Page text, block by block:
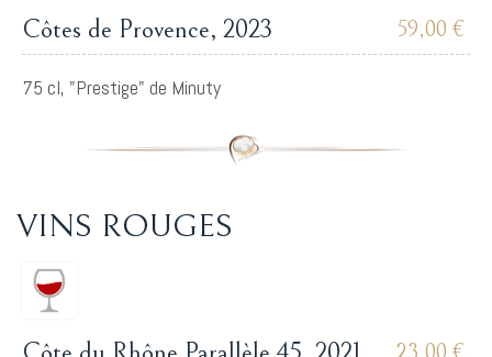
Côtes de Provence, 2023 59,00 €
75 cl, "Prestige" de Minuty
VINS ROUGES